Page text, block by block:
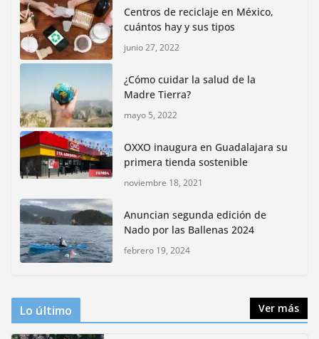
junio 15, 2026
Inauguran nuevo Embarcadero Cuemanco para
reactivar la zona lacustre de Xochimilco
junio 4, 2026
Rompe CDMX récords Reto Naturalista Urbano 2026 y
lidera la biodiversidad nacional
mayo 18, 2026
bioculturales para promover
huertos urbanos y jardines
polinizadores
Centros de reciclaje en México,
cuántos hay y sus tipos
junio 27, 2022
¿Cómo cuidar la salud de la
Madre Tierra?
mayo 5, 2022
OXXO inaugura en Guadalajara su
primera tienda sostenible
noviembre 18, 2021
Anuncian segunda edición de
Nado por las Ballenas 2024
febrero 19, 2024
Lo último Ver más